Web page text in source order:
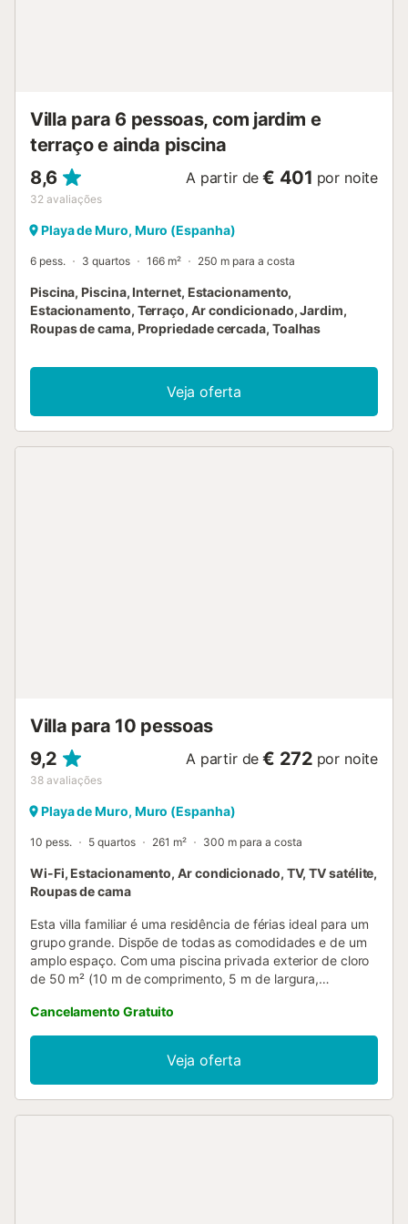
Villa para 6 pessoas, com jardim e
terraço e ainda piscina
8,6
32 avaliações
A partir de € 401 por noite
Playa de Muro, Muro (Espanha)
6 pess. 3 quartos 166 m² 250 m para a costa
Piscina, Piscina, Internet, Estacionamento,
Estacionamento, Terraço, Ar condicionado, Jardim,
Roupas de cama, Propriedade cercada, Toalhas
Veja oferta
Villa para 10 pessoas
9,2
38 avaliações
A partir de € 272 por noite
Playa de Muro, Muro (Espanha)
10 pess. 5 quartos 261 m² 300 m para a costa
Wi-Fi, Estacionamento, Ar condicionado, TV, TV satélite,
Roupas de cama
Esta villa familiar é uma residência de férias ideal para um
grupo grande. Dispõe de todas as comodidades e de um
amplo espaço. Com uma piscina privada exterior de cloro
de 50 m² (10 m de comprimento, 5 m de largura,
e vedado de 250 m² e uma agradável varanda, podemos
dizer que espaço não lhe falta. Junto à piscina
encontraremos um duche exterior e na varanda
poderemos descansar na sua ampla mesa, combinada
com 6 cadeiras de resina, de onde desfrutaremos de
Cancelamento Gratuito
Veja oferta